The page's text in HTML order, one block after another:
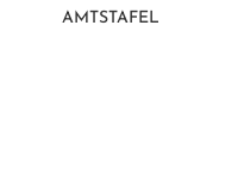
AMTSTAFEL